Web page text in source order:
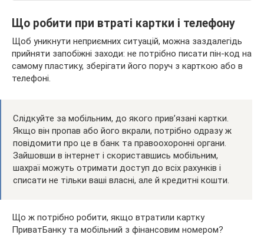
Що робити при втраті картки і телефону
Щоб уникнути неприємних ситуацій, можна заздалегідь
прийняти запобіжні заходи: не потрібно писати пін-код на
самому пластику, зберігати його поруч з карткою або в
телефоні.
Слідкуйте за мобільним, до якого прив’язані картки.
Якщо він пропав або його вкрали, потрібно одразу ж
повідомити про це в банк та правоохоронні органи.
Зайшовши в інтернет і скориставшись мобільним,
шахраї можуть отримати доступ до всіх рахунків і
списати не тільки ваші власні, але й кредитні кошти.
Що ж потрібно робити, якщо втратили картку
ПриватБанку та мобільний з фінансовим номером?